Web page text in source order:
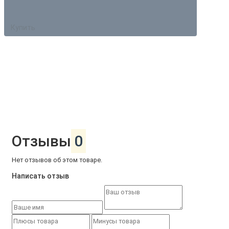
Отзывы 0
Нет отзывов об этом товаре.
Написать отзыв